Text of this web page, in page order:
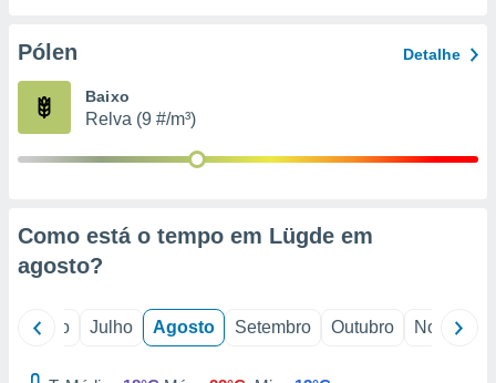
através
estudos
e
Pólen Detalhe
Baixo
Relva (9 #/m³)
Como está o tempo em Lügde em
agosto?
Junho Julho Agosto Setembro Outubro Novembro